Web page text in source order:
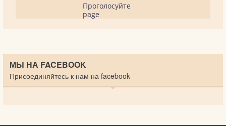
Проголосуйте
page
МЫ НА FACEBOOK
Присоединяйтесь к нам на facebook